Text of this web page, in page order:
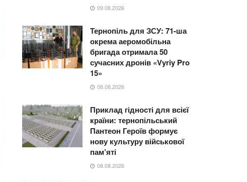
09.08.2026
Тернопіль для ЗСУ: 71-ша
окрема аеромобільна
бригада отримала 50
сучасних дронів «Vyriy Pro
15»
08.08.2026
Приклад гідності для всієї
країни: тернопільський
Пантеон Героїв формує
нову культуру військової
пам’яті
08.08.2026